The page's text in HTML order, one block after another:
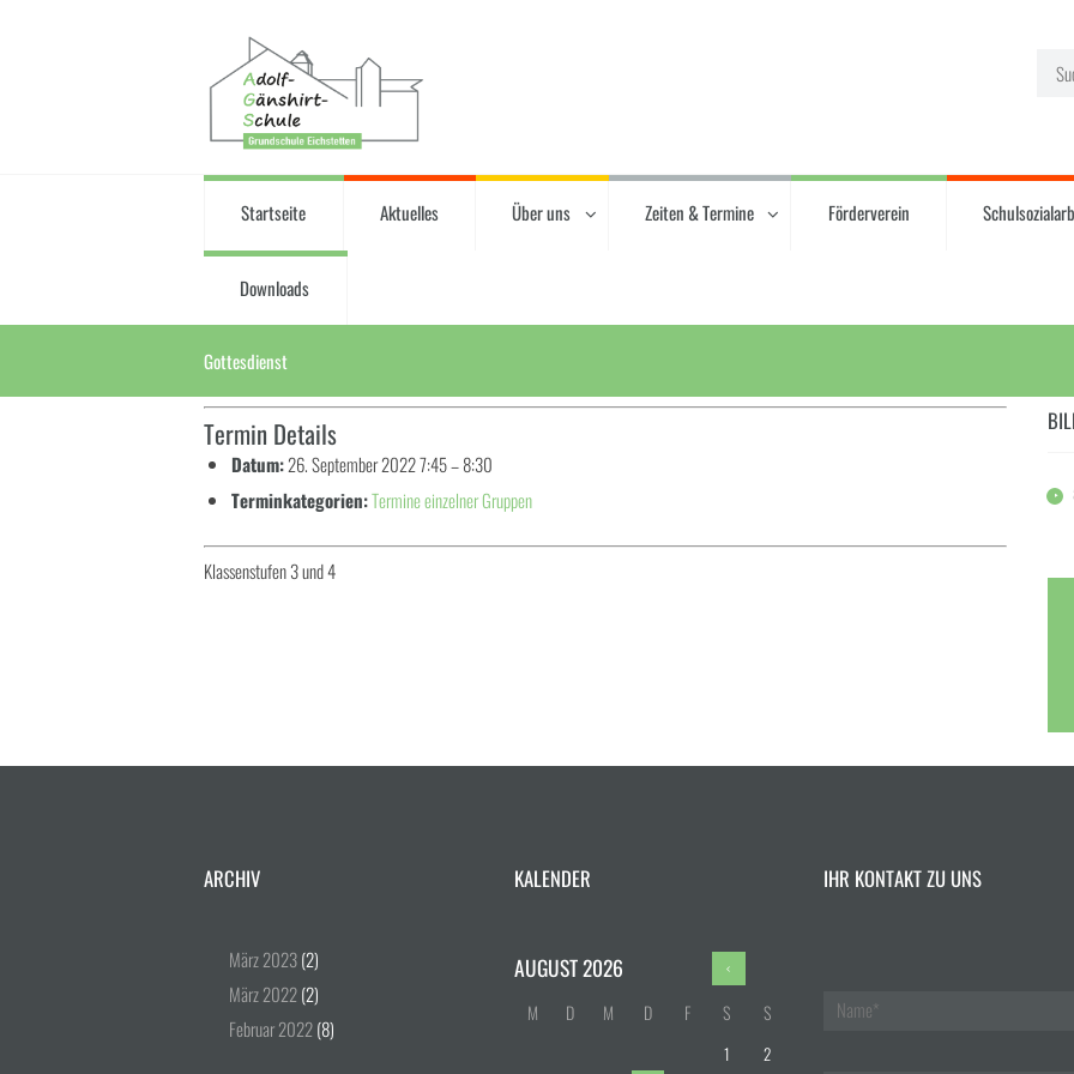
Startseite Aktuelles Über uns Zeiten & Termine Förderverein
Downloads
Gottesdienst
Termin Details
Datum: 26. September 2022 7:45–8:30
Terminkategorien:Termine einzelner Gruppen
Klassenstufen 3 und 4
ARCHIV
März2023(2)
März2022(2)
Februar2022(8)
KALENDER
AUGUST2026
M D M D F S S
1
2
IHR KONTAKT ZU UNS